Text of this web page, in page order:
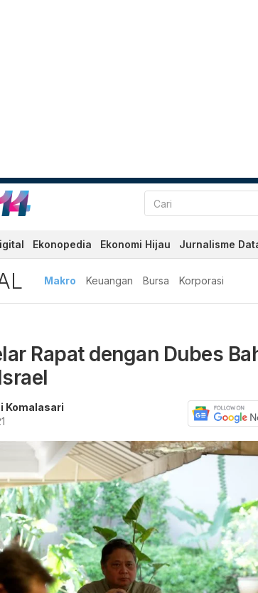
Ekonopedia Ekonomi Hijau Jurnalisme
Makro Keuangan Bursa Korporasi
Rapat dengan Dubes
Komalasari